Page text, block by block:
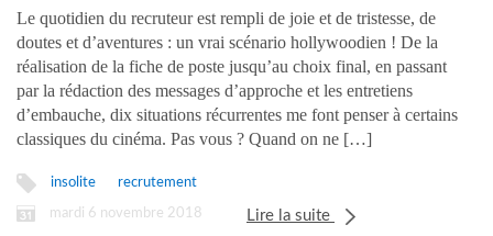
quotidien du recruteur
Le quotidien du recruteur est rempli de joie et de tristesse, de
doutes et d’aventures : un vrai scénario hollywoodien ! De la
réalisation de la fiche de poste jusqu’au choix final, en passant
par la rédaction des messages d’approche et les entretiens
d’embauche, dix situations récurrentes me font penser à certains
classiques du cinéma. Pas vous ? Quand on ne […]
insolite recrutement
mardi 6 novembre 2018 Lire la suite